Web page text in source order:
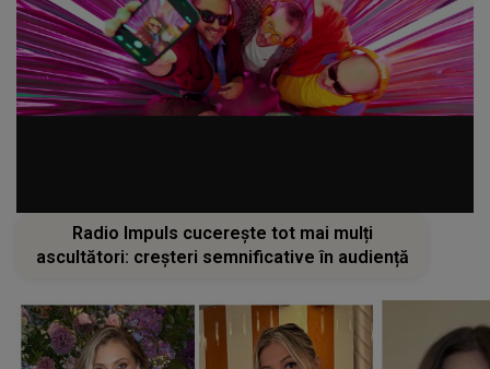
Radio Impuls cucerește tot mai mulți
ascultători: creșteri semnificative în audiență